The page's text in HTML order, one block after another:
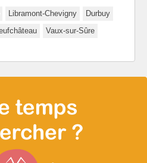
Libramont-Chevigny
Durbuy
Vaux-sur-Sûre